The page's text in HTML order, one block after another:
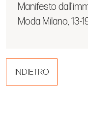
Manifesto
Moda Milano, 13-
INDIETRO